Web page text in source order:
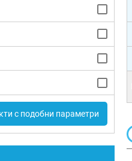
с подобни параметри